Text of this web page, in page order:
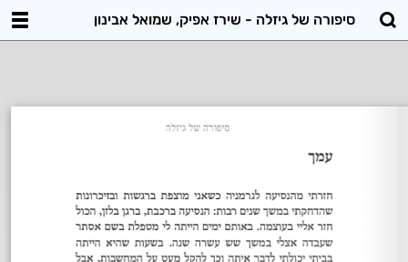
סיפורה של גיזלה - שירז אפיק, שמואל אבינון